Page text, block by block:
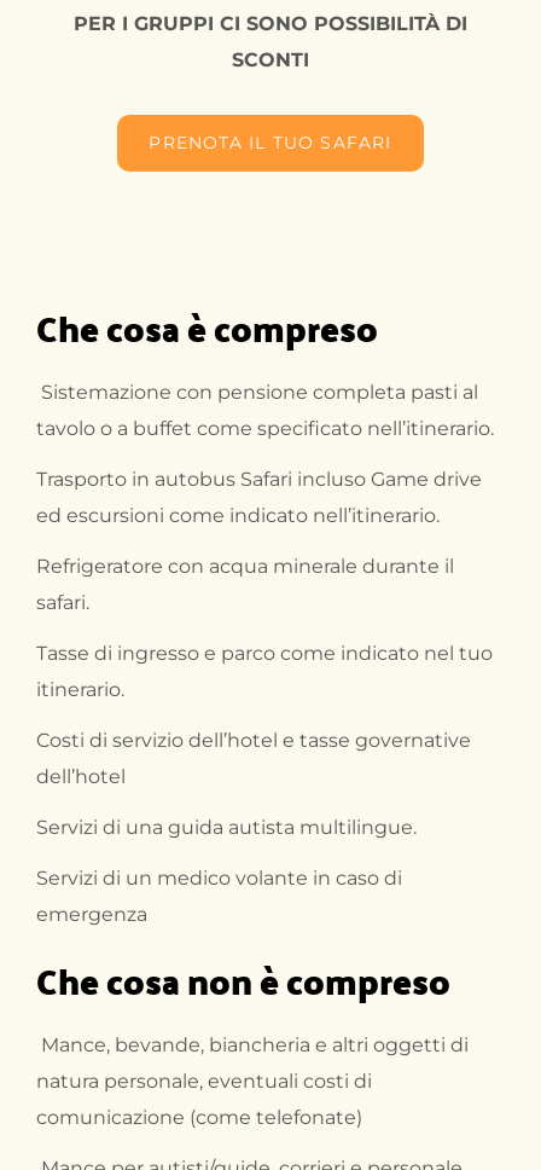
PER I GRUPPI CI SONO POSSIBILITÀ DI
SCONTI
PRENOTA IL TUO SAFARI
Che cosa è compreso
Sistemazione con pensione completa pasti al
tavolo o a buffet come specificato nell’itinerario.
Trasporto in autobus Safari incluso Game drive
ed escursioni come indicato nell’itinerario.
Refrigeratore con acqua minerale durante il
safari.
Tasse di ingresso e parco come indicato nel tuo
itinerario.
Costi di servizio dell’hotel e tasse governative
dell’hotel
Servizi di una guida autista multilingue.
Servizi di un medico volante in caso di
emergenza
Che cosa non è compreso
Mance, bevande, biancheria e altri oggetti di
natura personale, eventuali costi di
comunicazione (come telefonate)